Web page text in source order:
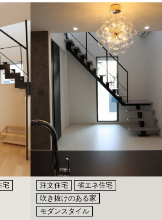
宅
注文住宅
省エネ住宅
吹き抜けのある家
モダンスタイル